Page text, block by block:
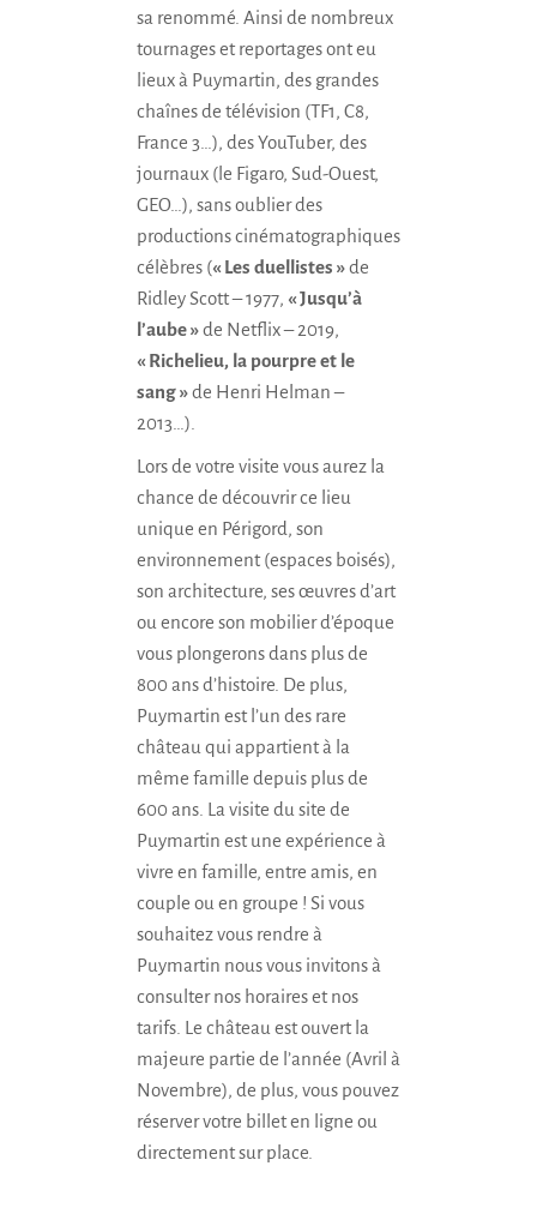
sa renommé. Ainsi de nombreux
tournages et reportages ont eu
lieux à Puymartin, des grandes
chaînes de télévision (TF1, C8,
France 3…), des YouTuber, des
journaux (le Figaro, Sud-Ouest,
GEO…), sans oublier des
productions cinématographiques
célèbres (« Les duellistes »de
Ridley Scott – 1977, « Jusqu’à
l’aube »de Netflix – 2019,
« Richelieu, la pourpre et le
sang »de Henri Helman –
2013…).
Lors de votre visite vous aurez la
chance de découvrir ce lieu
unique en Périgord, son
environnement (espaces boisés),
son architecture, ses œuvres d’art
ou encore son mobilier d’époque
vous plongerons dans plus de
800 ans d’histoire. De plus,
Puymartin est l’un des rare
château qui appartient à la
même famille depuis plus de
600 ans. La visite du site de
Puymartin est une expérience à
vivre en famille, entre amis, en
couple ou en groupe ! Si vous
souhaitez vous rendre à
Puymartin nous vous invitons à
consulter nos horaires et nos
tarifs. Le château est ouvert la
majeure partie de l’année (Avril à
Novembre), de plus, vous pouvez
réserver votre billet en ligne ou
directement sur place.